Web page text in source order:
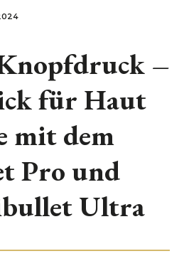
–
für Haut
mit dem
Pro und
Ultra